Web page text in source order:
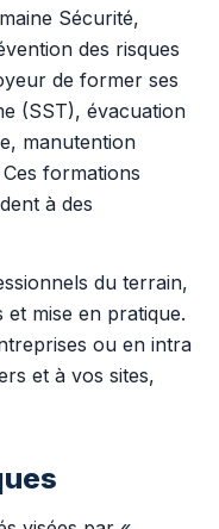
Sécurité,
des risques
de former ses
(SST), évacuation
manutention
formations
à des
du terrain,
mise en pratique.
ou en intra
et à vos sites,